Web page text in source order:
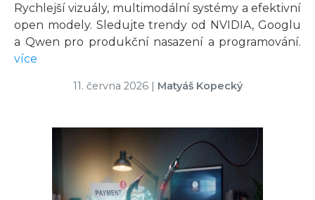
Rychlejší vizuály, multimodální systémy a efektivní
open modely. Sledujte trendy od NVIDIA, Googlu
a Qwen pro produkční nasazení a programování.
více
11. června 2026| Matyáš Kopecký